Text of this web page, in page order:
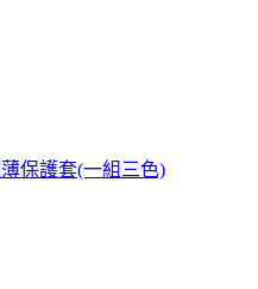
保護套(一組三色)